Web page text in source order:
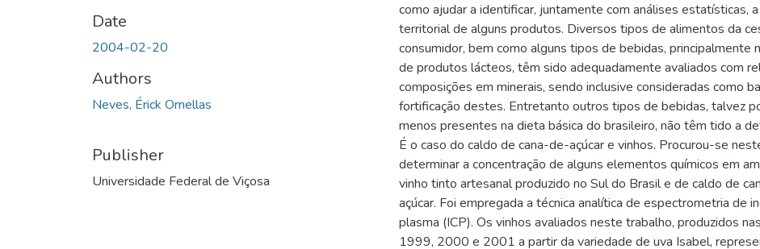
Date
2004-02-20
Authors
Neves, Érick Ornellas
Publisher
Universidade Federal de Viçosa
como ajudar a identificar, juntamente com análises estatísticas,
territorial de alguns produtos. Diversos tipos de alimentos da
consumidor, bem como alguns tipos de bebidas, principalmente
de produtos lácteos, têm sido adequadamente avaliados com
composições em minerais, sendo inclusive consideradas como
fortificação destes. Entretanto outros tipos de bebidas, talvez
menos presentes na dieta básica do brasileiro, não têm tido a
É o caso do caldo de cana-de-açúcar e vinhos. Procurou-se
determinar a concentração de alguns elementos químicos em
vinho tinto artesanal produzido no Sul do Brasil e de caldo de
açúcar. Foi empregada a técnica analítica de espectrometria de
plasma (ICP). Os vinhos avaliados neste trabalho, produzidos
1999, 2000 e 2001 a partir da variedade de uva Isabel,